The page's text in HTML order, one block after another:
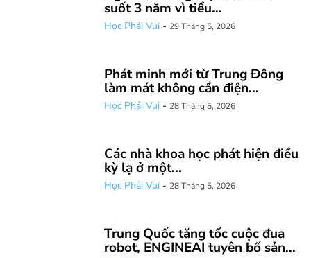
suốt 3 năm vì tiểu...
Học Phải Vui - 29 Tháng 5, 2026
Phát minh mới từ Trung Đông
làm mát không cần điện...
Học Phải Vui - 28 Tháng 5, 2026
Các nhà khoa học phát hiện điều
kỳ lạ ở một...
Học Phải Vui - 28 Tháng 5, 2026
Trung Quốc tăng tốc cuộc đua
robot, ENGINEAI tuyên bố sản...